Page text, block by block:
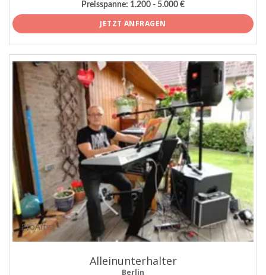
Preisspanne: 1.200 - 5.000 €
JETZT ANFRAGEN
ProArtist
Alleinunterhalter
Berlin